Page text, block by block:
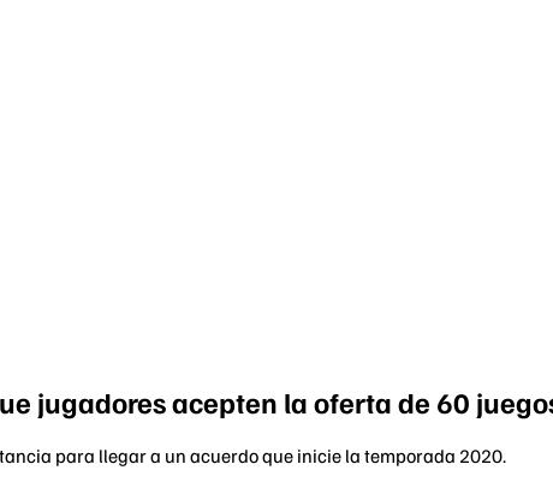
jugadores acepten la oferta de 60
para llegar a un acuerdo que inicie la temporada 2020.